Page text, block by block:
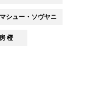
マシュー・ソヴヤニ
橙